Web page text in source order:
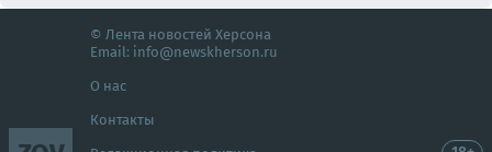
© Лента новостей Херсона
Email: info@newskherson.ru
О нас
Контакты